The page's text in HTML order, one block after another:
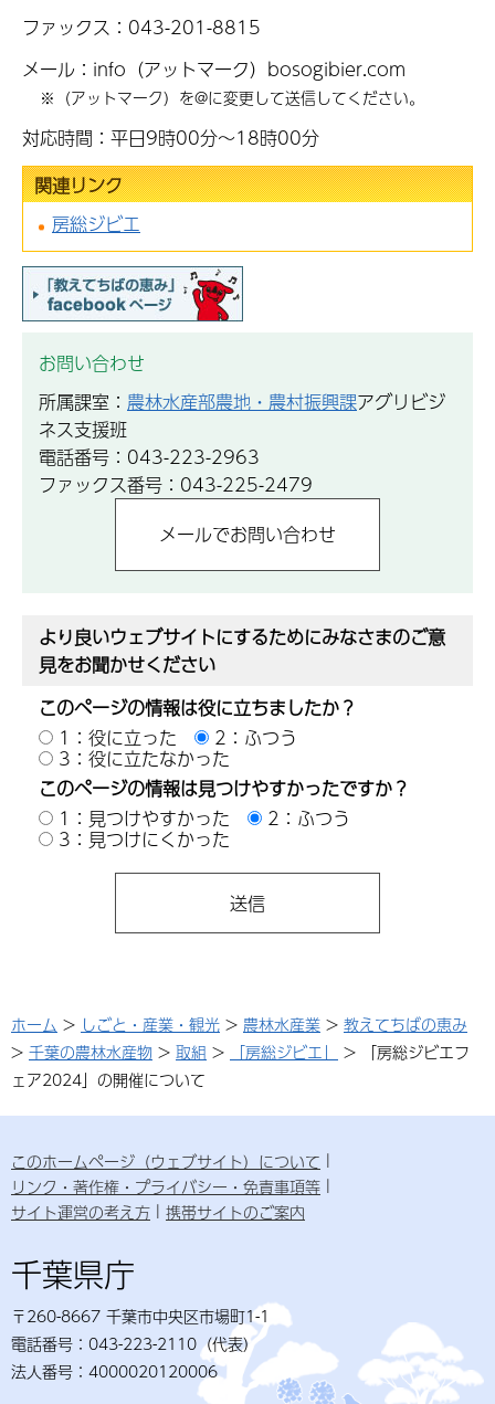
ファックス：043-201-8815
メール：info（アットマーク）bosogibier.com
※（アットマーク）を@に変更して送信してください。
対応時間：平日9時00分～18時00分
関連リンク
房総ジビエ
お問い合わせ
所属課室： 農林水産部農地・農村振興課アグリビジ
ネス支援班
電話番号：043-223-2963
ファックス番号：043-225-2479
より良いウェブサイトにするためにみなさまのご意
見をお聞かせください
このページの情報は役に立ちましたか？
1：役に立った
2：ふつう
3：役に立たなかった
このページの情報は見つけやすかったですか？
1：見つけやすかった
2：ふつう
3：見つけにくかった
ホーム > しごと・産業・観光 > 農林水産業 > 教えてちばの恵み
> 千葉の農林水産物 > 取組 > 「房総ジビエ」
> 「房総ジビエフ
ェア2024」の開催について
このホームページ（ウェブサイト）について
リンク・著作権・プライバシー・免責事項等
サイト運営の考え方
携帯サイトのご案内
千葉県庁
〒260-8667 千葉市中央区市場町1-1
電話番号：043-223-2110（代表）
法人番号：4000020120006